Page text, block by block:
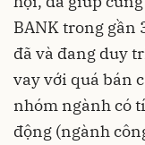
BANK trong gần
đã và đang duy
vay với quá bán
nhóm ngành có
động (ngành